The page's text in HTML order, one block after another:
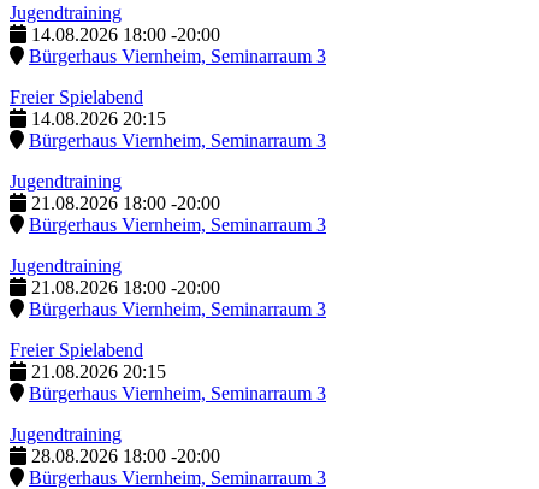
Jugendtraining
14.08.2026 18:00 -20:00
Bürgerhaus Viernheim, Seminarraum 3
Freier Spielabend
14.08.2026 20:15
Bürgerhaus Viernheim, Seminarraum 3
Jugendtraining
21.08.2026 18:00 -20:00
Bürgerhaus Viernheim, Seminarraum 3
Jugendtraining
21.08.2026 18:00 -20:00
Bürgerhaus Viernheim, Seminarraum 3
Freier Spielabend
21.08.2026 20:15
Bürgerhaus Viernheim, Seminarraum 3
Jugendtraining
28.08.2026 18:00 -20:00
Bürgerhaus Viernheim, Seminarraum 3